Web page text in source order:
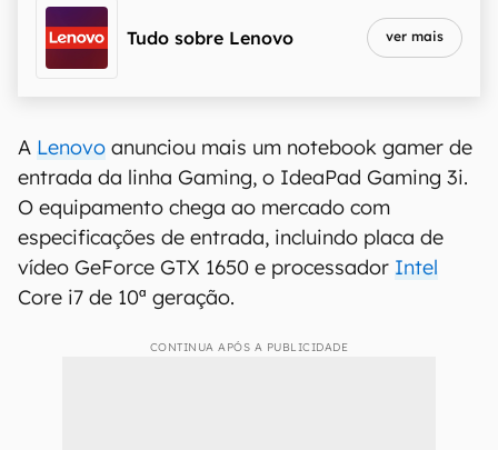
Tudo sobre Lenovo ver mais
A Lenovo anunciou mais um notebook gamer de
entrada da linha Gaming, o IdeaPad Gaming 3i.
O equipamento chega ao mercado com
especificações de entrada, incluindo placa de
vídeo GeForce GTX 1650 e processador Intel
Core i7 de 10ª geração.
CONTINUA APÓS A PUBLICIDADE